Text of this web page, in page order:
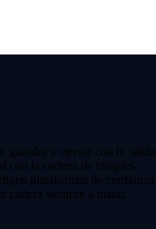
guardar y operar con tu saldo
con la cadena de bloques.
plataformas de confianza
cartera siempre a mano.